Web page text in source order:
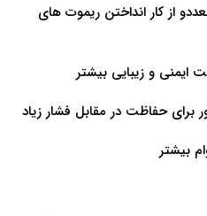
از کار انداختن ریموت های